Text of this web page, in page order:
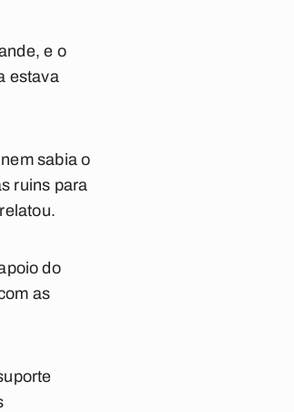
e o
estava
sabia o
ruins para
do
as